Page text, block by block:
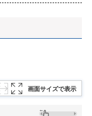
画面サイズで表示